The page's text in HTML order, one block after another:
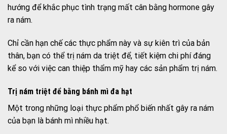
hướng để khắc phục tình trạng mất cân bằng hormone gây
ra nám.
Chỉ cần hạn chế các thực phẩm này và sự kiên trì của bản
thân, bạn có thể trị nám da triệt để, tiết kiệm chi phí đáng
kể so với việc can thiệp thẩm mỹ hay các sản phẩm trị nám.
Trị nám triệt để bằng bánh mì đa hạt
Một trong những loại thực phẩm phổ biến nhất gây ra nám
của bạn là bánh mì nhiều hạt.